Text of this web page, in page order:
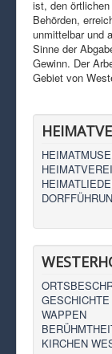
ist, den
Behörden,
unmittelbar und
Sinne der
Gewinn. Der
Gebiet von
GESCHICHTE
WAPPEN
KIRCHEN